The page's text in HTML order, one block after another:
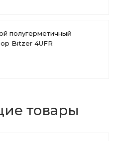
полугерметичный
Bitzer 4UFR
товары